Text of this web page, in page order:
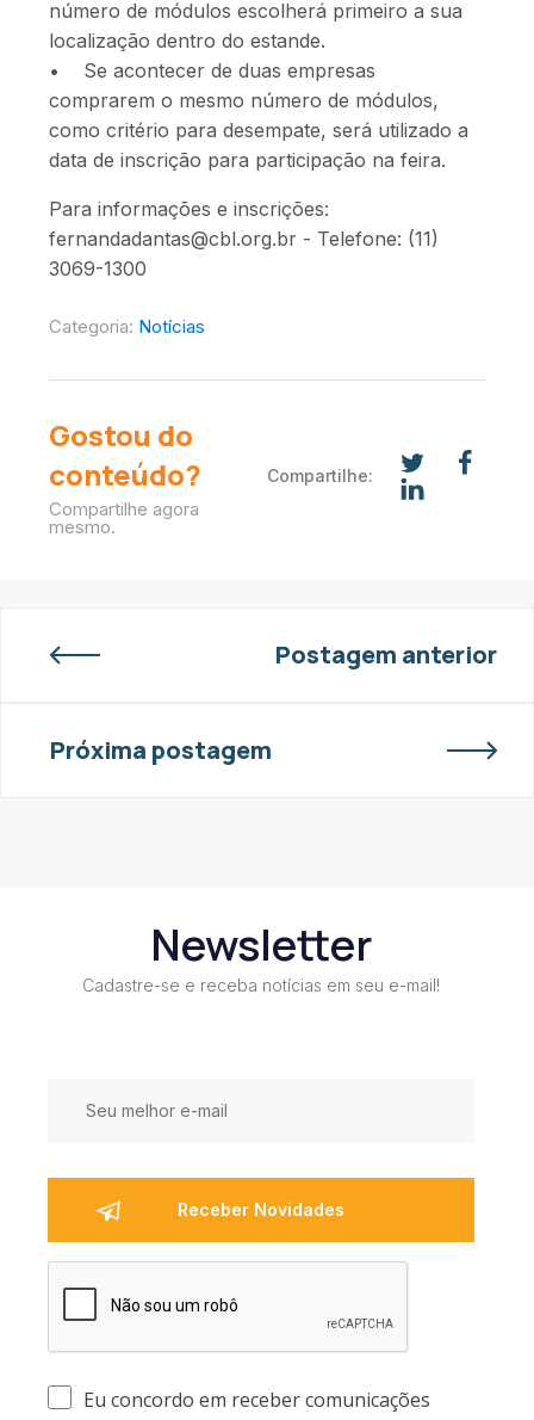
número de módulos escolherá primeiro a sua
localização dentro do estande.
• Se acontecer de duas empresas
comprarem o mesmo número de módulos,
como critério para desempate, será utilizado a
data de inscrição para participação na feira.
Para informações e inscrições:
fernandadantas@cbl.org.br - Telefone: (11)
3069-1300
Categoria: Notícias
Gostou do
conteúdo?
Compartilhe agora
mesmo.
Compartilhe:
Postagem anterior
Próxima postagem
Newsletter
Cadastre-se e receba notícias em seu e-mail!
Eu concordo em receber comunicações